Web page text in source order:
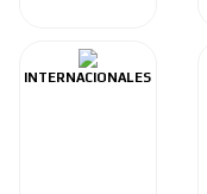
INTERNACIONALES